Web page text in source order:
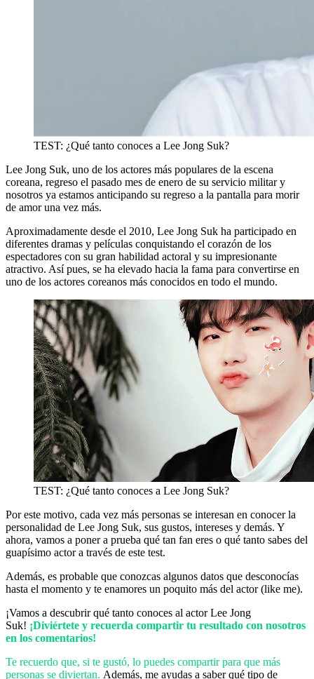
TEST: ¿Qué tanto conoces a Lee Jong Suk?
Lee Jong Suk, uno de los actores más populares de la escena
coreana, regreso el pasado mes de enero de su servicio militar y
nosotros ya estamos anticipando su regreso a la pantalla para morir
de amor una vez más.
Aproximadamente desde el 2010, Lee Jong Suk ha participado en
diferentes dramas y películas conquistando el corazón de los
espectadores con su gran habilidad actoral y su impresionante
atractivo. Así pues, se ha elevado hacia la fama para convertirse en
uno de los actores coreanos más conocidos en todo el mundo.
TEST: ¿Qué tanto conoces a Lee Jong Suk?
Por este motivo, cada vez más personas se interesan en conocer la
personalidad de Lee Jong Suk, sus gustos, intereses y demás. Y
ahora, vamos a poner a prueba qué tan fan eres o qué tanto sabes del
guapísimo actor a través de este test.
Además, es probable que conozcas algunos datos que desconocías
hasta el momento y te enamores un poquito más del actor (like me).
¡Vamos a descubrir qué tanto conoces al actor Lee Jong
Suk! ¡Diviértete y recuerda compartir tu resultado con nosotros
en los comentarios!
Te recuerdo que, si te gustó, lo puedes compartir para que más
personas se diviertan. Además, me ayudas a saber qué tipo de